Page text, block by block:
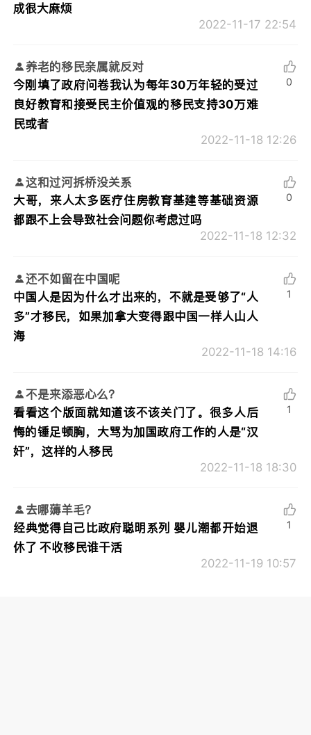
成很大麻烦
2022-11-17 22:54
养老的移民亲属就反对
今刚填了政府问卷我认为每年30万年轻的受过
良好教育和接受民主价值观的移民支持30万难
民或者
2022-11-18 12:26
0
这和过河拆桥没关系
大哥，来人太多医疗住房教育基建等基础资源
都跟不上会导致社会问题你考虑过吗
2022-11-18 12:32
0
还不如留在中国呢
中国人是因为什么才出来的，不就是受够了“人
多”才移民，如果加拿大变得跟中国一样人山人
海
2022-11-18 14:16
1
不是来添恶心么？
看看这个版面就知道该不该关门了。很多人后
悔的锤足顿胸，大骂为加国政府工作的人是“汉
奸”，这样的人移民
2022-11-18 18:30
1
去哪薅羊毛？
经典觉得自己比政府聪明系列 婴儿潮都开始退
休了 不收移民谁干活
2022-11-19 10:57
1